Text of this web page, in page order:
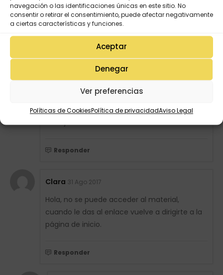
navegación o las identificaciones únicas en este sitio. No
consentir o retirar el consentimiento, puede afectar negativamente
a ciertas características y funciones.
Aceptar
Denegar
Ver preferencias
Políticas de CookiesPolítica de privacidadAviso Legal
primera class dejó. Gracias!
Responder
6 Jul 2017
aula,gracias mil espero seguir nutrirme de
ustedes, pues soy nueva en este hermoso
Responder
Clara 31 Ago 2017
Hola, no se puede acceder al material,
cuando le das al enlace vuelve a dirigirte a la
página de inicio.
Responder